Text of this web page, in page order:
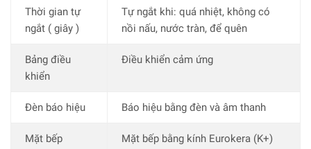
Thời gian tự
ngắt ( giây )
Tự ngắt khi: quá nhiệt, không có
nồi nấu, nước tràn, để quên
Bảng điều
khiển
Điều khiển cảm ứng
Đèn báo hiệu Báo hiệu bằng đèn và âm thanh
Mặt bếp Mặt bếp bằng kính Eurokera (K+)